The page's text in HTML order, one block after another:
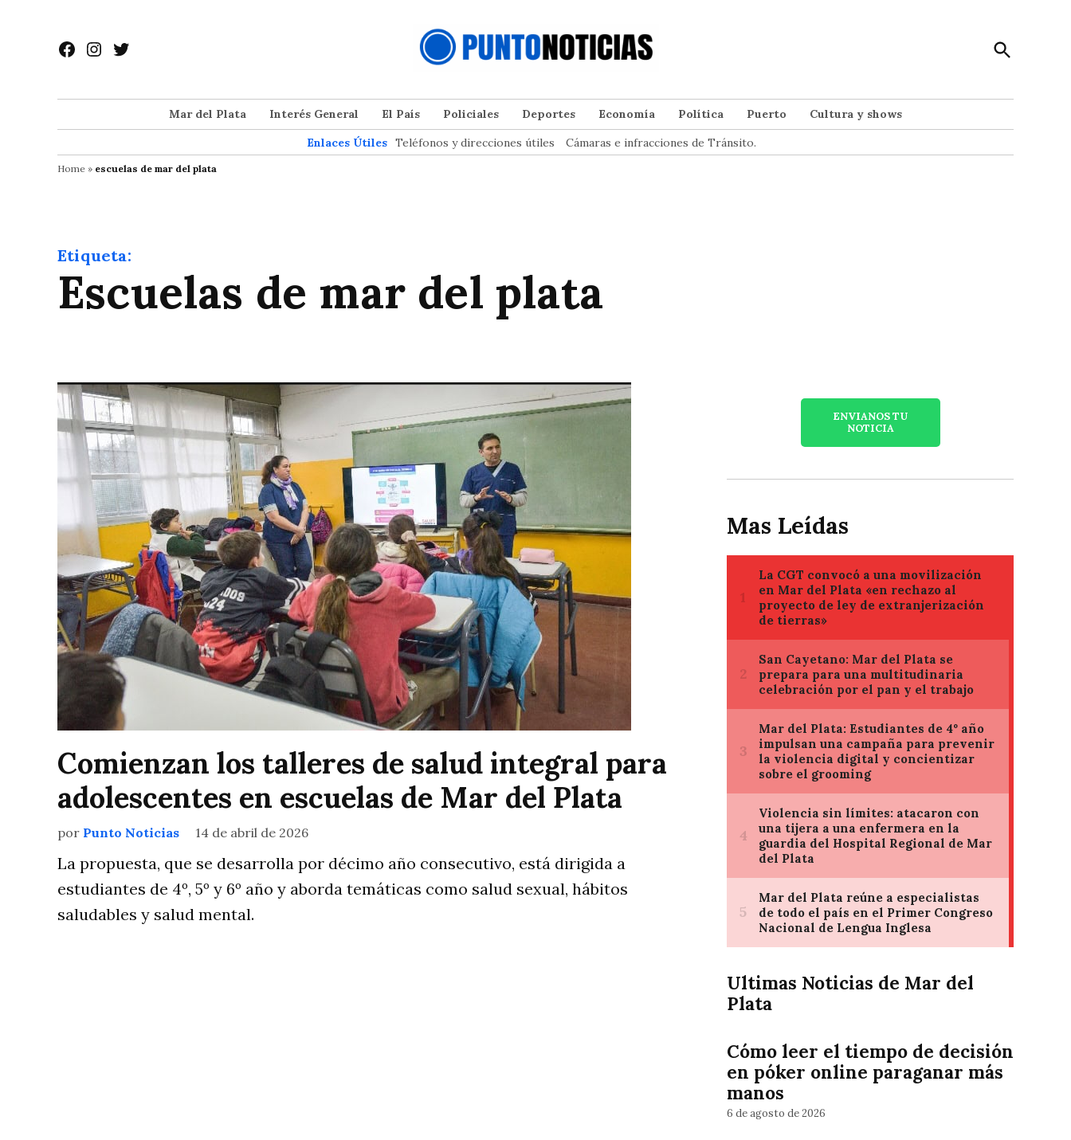
contenido
Facebook
Instagram
Twitter
Open
Search
Mar del Plata Interés General El País Policiales Deportes Economía Política Puerto
Cultura y shows
Enlaces Útiles Teléfonos y direcciones útiles Cámaras e infracciones de Tránsito.
Home » escuelas de mar del plata
Etiqueta:
escuelas de mar del plata
Comienzan los talleres de salud integral para
adolescentes en escuelas de Mar del Plata
por Punto Noticias 14 de abril de 2026
La propuesta, que se desarrolla por décimo año consecutivo, está dirigida a
estudiantes de 4º, 5º y 6º año y aborda temáticas como salud sexual, hábitos
saludables y salud mental.
ENVIANOS TU
NOTICIA
Mas Leídas
Ultimas Noticias de Mar del
Plata
Cómo leer el tiempo de decisión
en póker online paraganar más
manos
6 de agosto de 2026